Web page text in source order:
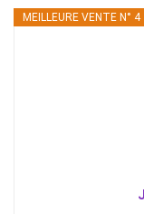
MEILLEURE VENTE N° 4